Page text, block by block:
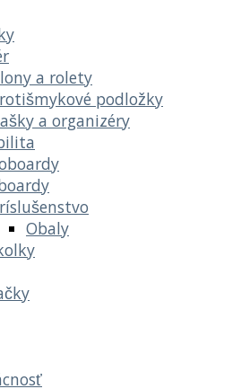
a rolety
podložky
a organizéry
Obaly